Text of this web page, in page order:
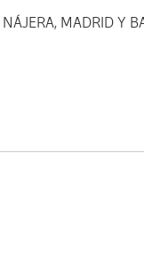
NÁJERA, MADRID Y